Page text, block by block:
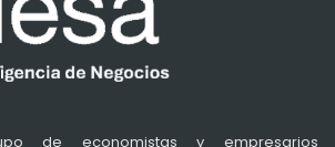
de economistas y empresarios